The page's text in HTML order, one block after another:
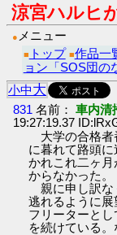
涼宮ハルヒ
● メニュー
■ トップ ■作品一
ョン「SOS団の
小中大
831 名前： 車内清
19:27:19.37
大学の合格者
に暮れて路頭に
かれこれ二ヶ
からなかった。
親に申し訳な
逃れるように展
フリーターと
を続けている。